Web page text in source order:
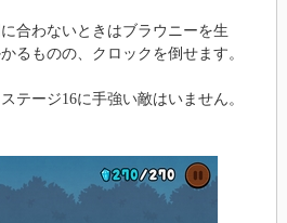
合わないときはブラウニーを生
るものの、クロックを倒せます。
テージ16に手強い敵はいません。